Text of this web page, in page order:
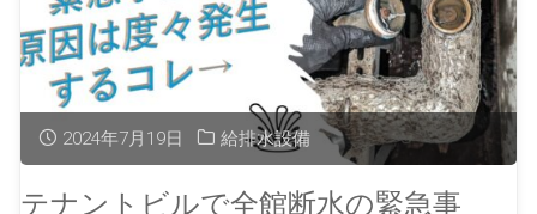
2024年7月19日 給排水設備
テナントビルで全館断水の緊急事